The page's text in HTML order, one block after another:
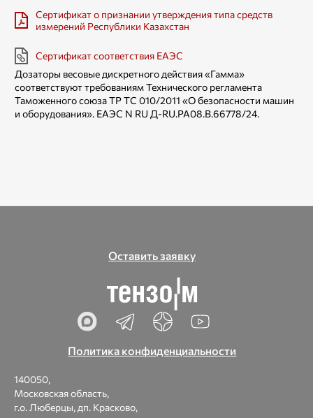
Сертификат о признании утверждения типа средств
измерений Республики Казахстан
Сертификат соответствия ЕАЭС
Дозаторы весовые дискретного действия «Гамма»
соответствуют требованиям Технического регламента
Таможенного союза TP ТС 010/2011 «О безопасности машин
и оборудования». ЕАЭС N RU Д-RU.РА08.В.66778/24.
Оставить заявку
Политика конфиденциальности
140050,
Московская область,
г.о. Люберцы, дп. Красково,